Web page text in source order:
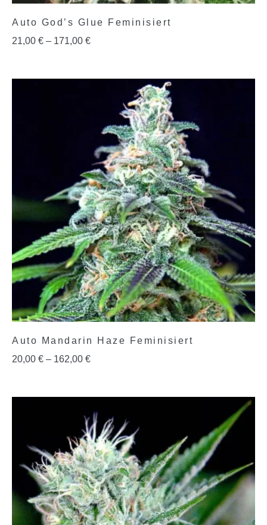
Auto God’s Glue Feminisiert
21,00 € – 171,00 €
Auto Mandarin Haze Feminisiert
20,00 € – 162,00 €